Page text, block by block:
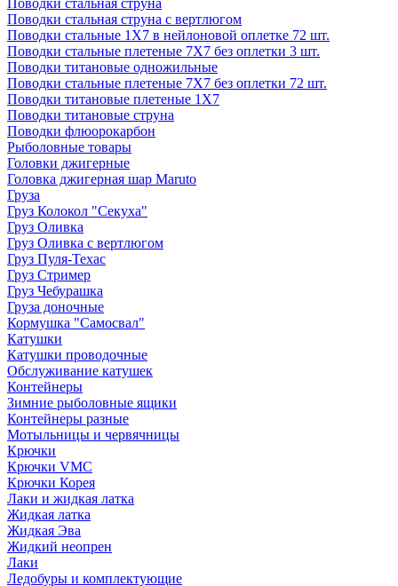
Поводки стальная струна
Поводки стальная струна с вертлюгом
Поводки стальные 1X7 в нейлоновой оплетке 72 шт.
Поводки стальные плетеные 7X7 без оплетки 3 шт.
Поводки титановые одножильные
Поводки стальные плетеные 7X7 без оплетки 72 шт.
Поводки титановые плетеные 1X7
Поводки титановые струна
Поводки флюорокарбон
Рыболовные товары
Головки джигерные
Головка джигерная шар Maruto
Груза
Груз Колокол "Секуха"
Груз Оливка
Груз Оливка с вертлюгом
Груз Пуля-Техас
Груз Стример
Груз Чебурашка
Груза доночные
Кормушка "Самосвал"
Катушки
Катушки проводочные
Обслуживание катушек
Контейнеры
Зимние рыболовные ящики
Контейнеры разные
Мотыльницы и червячницы
Крючки
Крючки VMC
Крючки Корея
Лаки и жидкая латка
Жидкая латка
Жидкая Эва
Жидкий неопрен
Лаки
Ледобуры и комплектующие